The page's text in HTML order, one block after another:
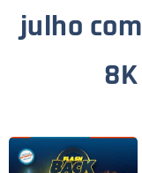
julho